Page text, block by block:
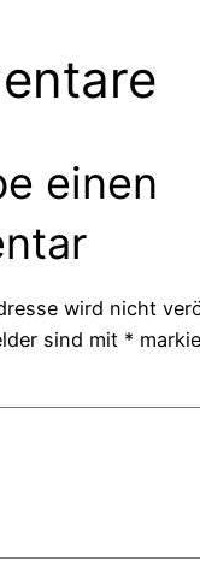
einen
wird nicht
sind mit *